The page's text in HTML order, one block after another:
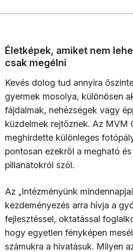
Életképek, amiket nem
csak megélni
Kevés dolog tud annyira
gyermek mosolya, különösen
fájdalmak, nehézségek vagy
küzdelmek rejtőznek. Az MVM
meghirdette különleges
pontosan ezekről a megható
pillanatokról szól.
Az „Intézményünk
kezdeményezés arra hívja a
fejlesztéssel, oktatással
hogy egyetlen fényképen
számukra a hivatásuk. Milyen